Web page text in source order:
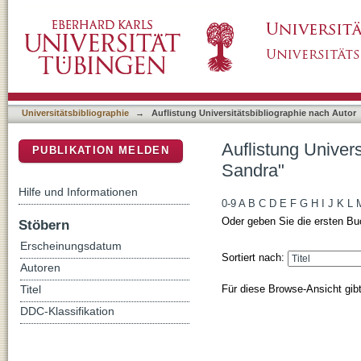
Universitätsbibliographie → Auflistung Universitätsbibliographie nach Autor
Auflistung
Sandra"
0-9 A B C D E F G H J K L
Oder geben Sie die ersten
Sortiert nach:
Für diese Browse-Ansicht
PUBLIKATION MELDEN
Hilfe und Informationen
Stöbern
Erscheinungsdatum
Autoren
Titel
DDC-Klassifikation